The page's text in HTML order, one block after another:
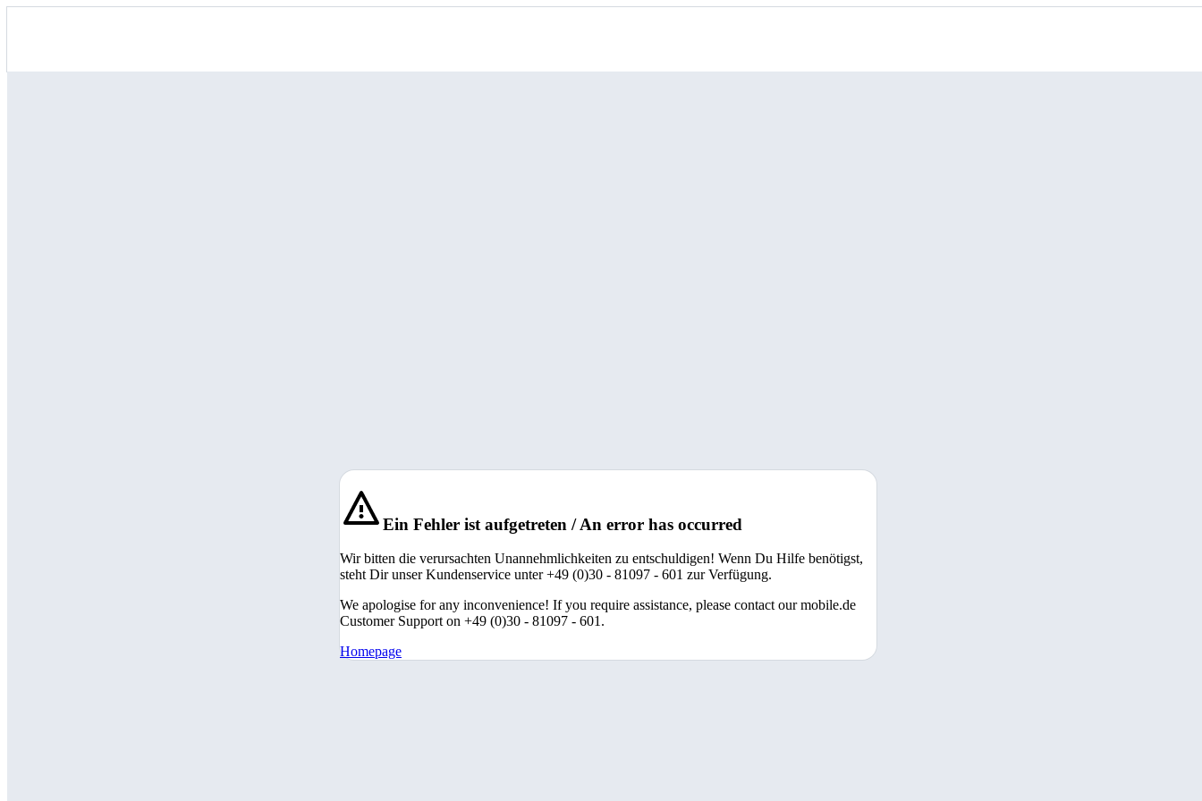
Ein Fehler ist aufgetreten / An error has occurred
Wir bitten die verursachten Unannehmlichkeiten zu entschuldigen! Wenn Du Hilfe benötigst,
steht Dir unser Kundenservice unter +49 (0)30 - 81097 - 601 zur Verfügung.
We apologise for any inconvenience! If you require assistance, please contact our mobile.de
Customer Support on +49 (0)30 - 81097 - 601.
Homepage